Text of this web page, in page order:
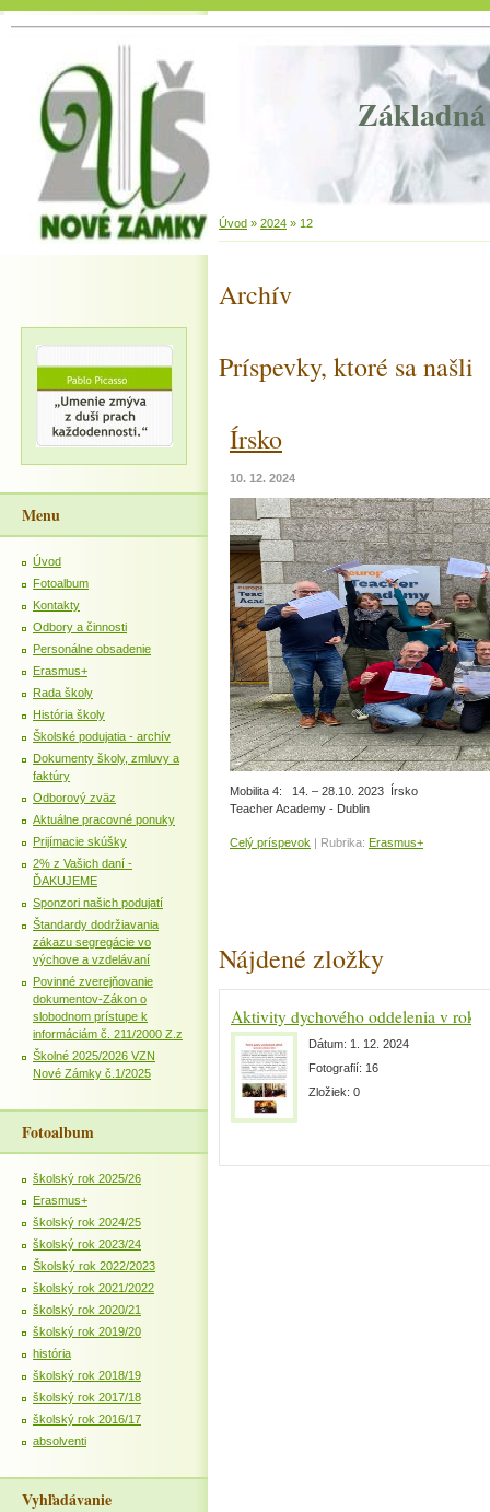
Základná
Úvod » 2024 » 12
Archív
Príspevky, ktoré sa našli
Írsko
10. 12. 2024
Mobilita 4: 14. – 28.10. 2023 Írsko
Teacher Academy - Dublin
Celý príspevok | Rubrika: Erasmus+
Nájdené zložky
Aktivity dychového oddelenia v roku
Dátum: 1. 12. 2024
Fotografií: 16
Zložiek: 0
Menu
Úvod
Fotoalbum
Kontakty
Odbory a činnosti
Personálne obsadenie
Erasmus+
Rada školy
História školy
Školské podujatia - archív
Dokumenty školy, zmluvy a
faktúry
Odborový zväz
Aktuálne pracovné ponuky
Prijímacie skúšky
2% z Vašich daní -
ĎAKUJEME
Sponzori našich podujatí
Štandardy dodržiavania
zákazu segregácie vo
výchove a vzdelávaní
Povinné zverejňovanie
dokumentov-Zákon o
slobodnom prístupe k
informáciám č. 211/2000 Z.z
Školné 2025/2026 VZN
Nové Zámky č.1/2025
Fotoalbum
školský rok 2025/26
Erasmus+
školský rok 2024/25
školský rok 2023/24
Školský rok 2022/2023
školský rok 2021/2022
školský rok 2020/21
školský rok 2019/20
história
školský rok 2018/19
školský rok 2017/18
školský rok 2016/17
absolventi
Vyhľadávanie